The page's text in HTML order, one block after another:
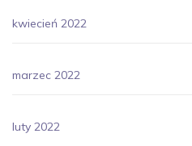
kwiecień 2022
marzec 2022
luty 2022